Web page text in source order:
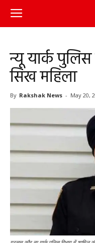
न्यू यार्क
सिख महिला
By Rakshak News - May 20,